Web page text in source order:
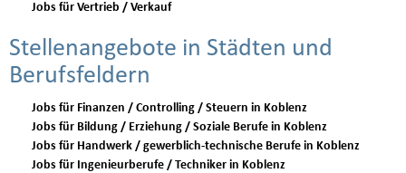
Jobs für Vertrieb / Verkauf
Stellenangebote in Städten und
Berufsfeldern
Jobs für Finanzen / Controlling / Steuern in Koblenz
Jobs für Bildung / Erziehung / Soziale Berufe in Koblenz
Jobs für Handwerk / gewerblich-technische Berufe in Koblenz
Jobs für Ingenieurberufe / Techniker in Koblenz